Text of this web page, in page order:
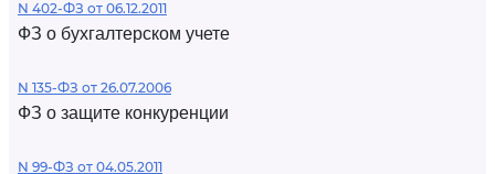
N 402-ФЗ от 06.12.2011
ФЗ о бухгалтерском учете
N 135-ФЗ от 26.07.2006
ФЗ о защите конкуренции
N 99-ФЗ от 04.05.2011